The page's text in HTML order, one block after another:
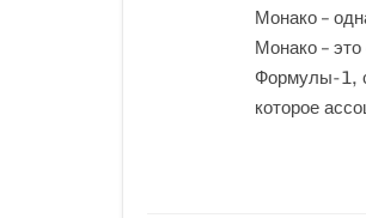
Монако –
Монако –
Формулы-1,
которое